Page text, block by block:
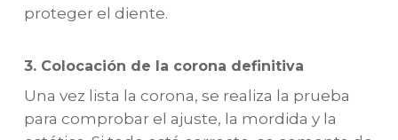
proteger el diente.
3. Colocación de la corona definitiva
Una vez lista la corona, se realiza la prueba
para comprobar el ajuste, la mordida y la